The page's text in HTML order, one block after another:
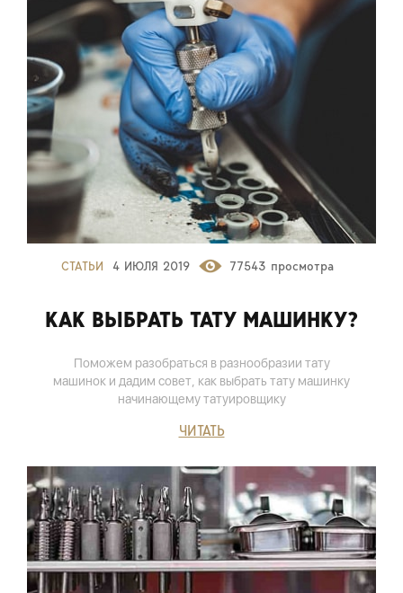
СТАТЬИ 4 ИЮЛЯ 2019 77543 просмотра
КАК ВЫБРАТЬ ТАТУ МАШИНКУ?
Поможем разобраться в разнообразии тату
машинок и дадим совет, как выбрать тату машинку
начинающему татуировщику
ЧИТАТЬ